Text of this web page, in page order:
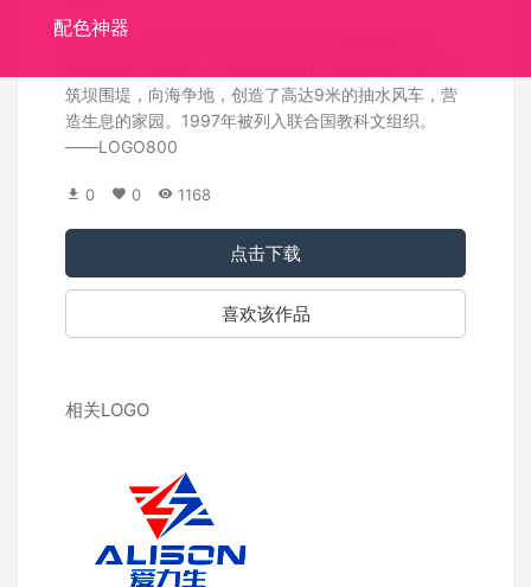
配色神器
标志介绍：Kinderdijk-Elshout位于欧洲西部的荷兰，
筑坝围堤，向海争地，创造了高达9米的抽水风车，营
造生息的家园。1997年被列入联合国教科文组织。
――LOGO800
0 0 1168
点击下载
喜欢该作品
相关LOGO